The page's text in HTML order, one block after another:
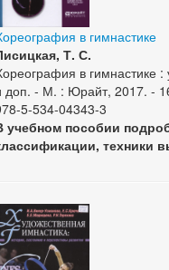
в гимнастике
Т. С.
в гимнастике
доп. - М. : Юрайт, 2017. -
5-534-04343-3
учебном пособии
техники